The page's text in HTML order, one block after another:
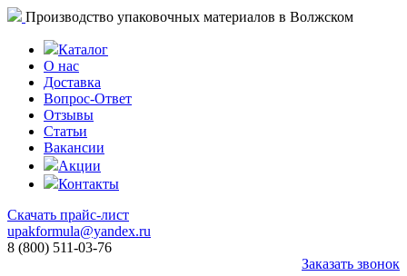
Производство упаковочных материалов в Волжском
Каталог
О нас
Доставка
Вопрос-Ответ
Отзывы
Статьи
Вакансии
Акции
Контакты
Скачать прайс-лист
upakformula@yandex.ru
8 (800) 511-03-76
Заказать звонок